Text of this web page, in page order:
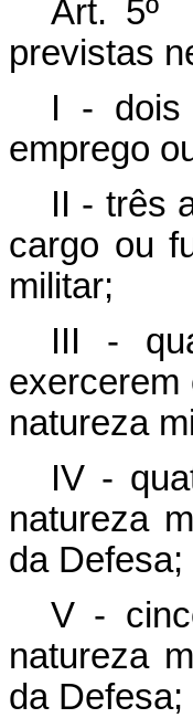
Art. 5º
previstas
I - dois
emprego
II - três
cargo ou
militar;
III -
exercerem
natureza
IV -
natureza
da Defesa;
V -
natureza
da Defesa;